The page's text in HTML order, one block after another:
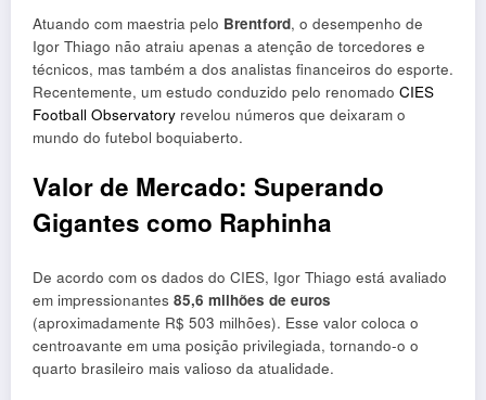
Atuando com maestria pelo Brentford, o desempenho de
Igor Thiago não atraiu apenas a atenção de torcedores e
técnicos, mas também a dos analistas financeiros do esporte.
Recentemente, um estudo conduzido pelo renomado CIES
Football Observatory revelou números que deixaram o
mundo do futebol boquiaberto.
Valor de Mercado: Superando
Gigantes como Raphinha
De acordo com os dados do CIES, Igor Thiago está avaliado
em impressionantes 85,6 milhões de euros
(aproximadamente R$ 503 milhões). Esse valor coloca o
centroavante em uma posição privilegiada, tornando-o o
quarto brasileiro mais valioso da atualidade.